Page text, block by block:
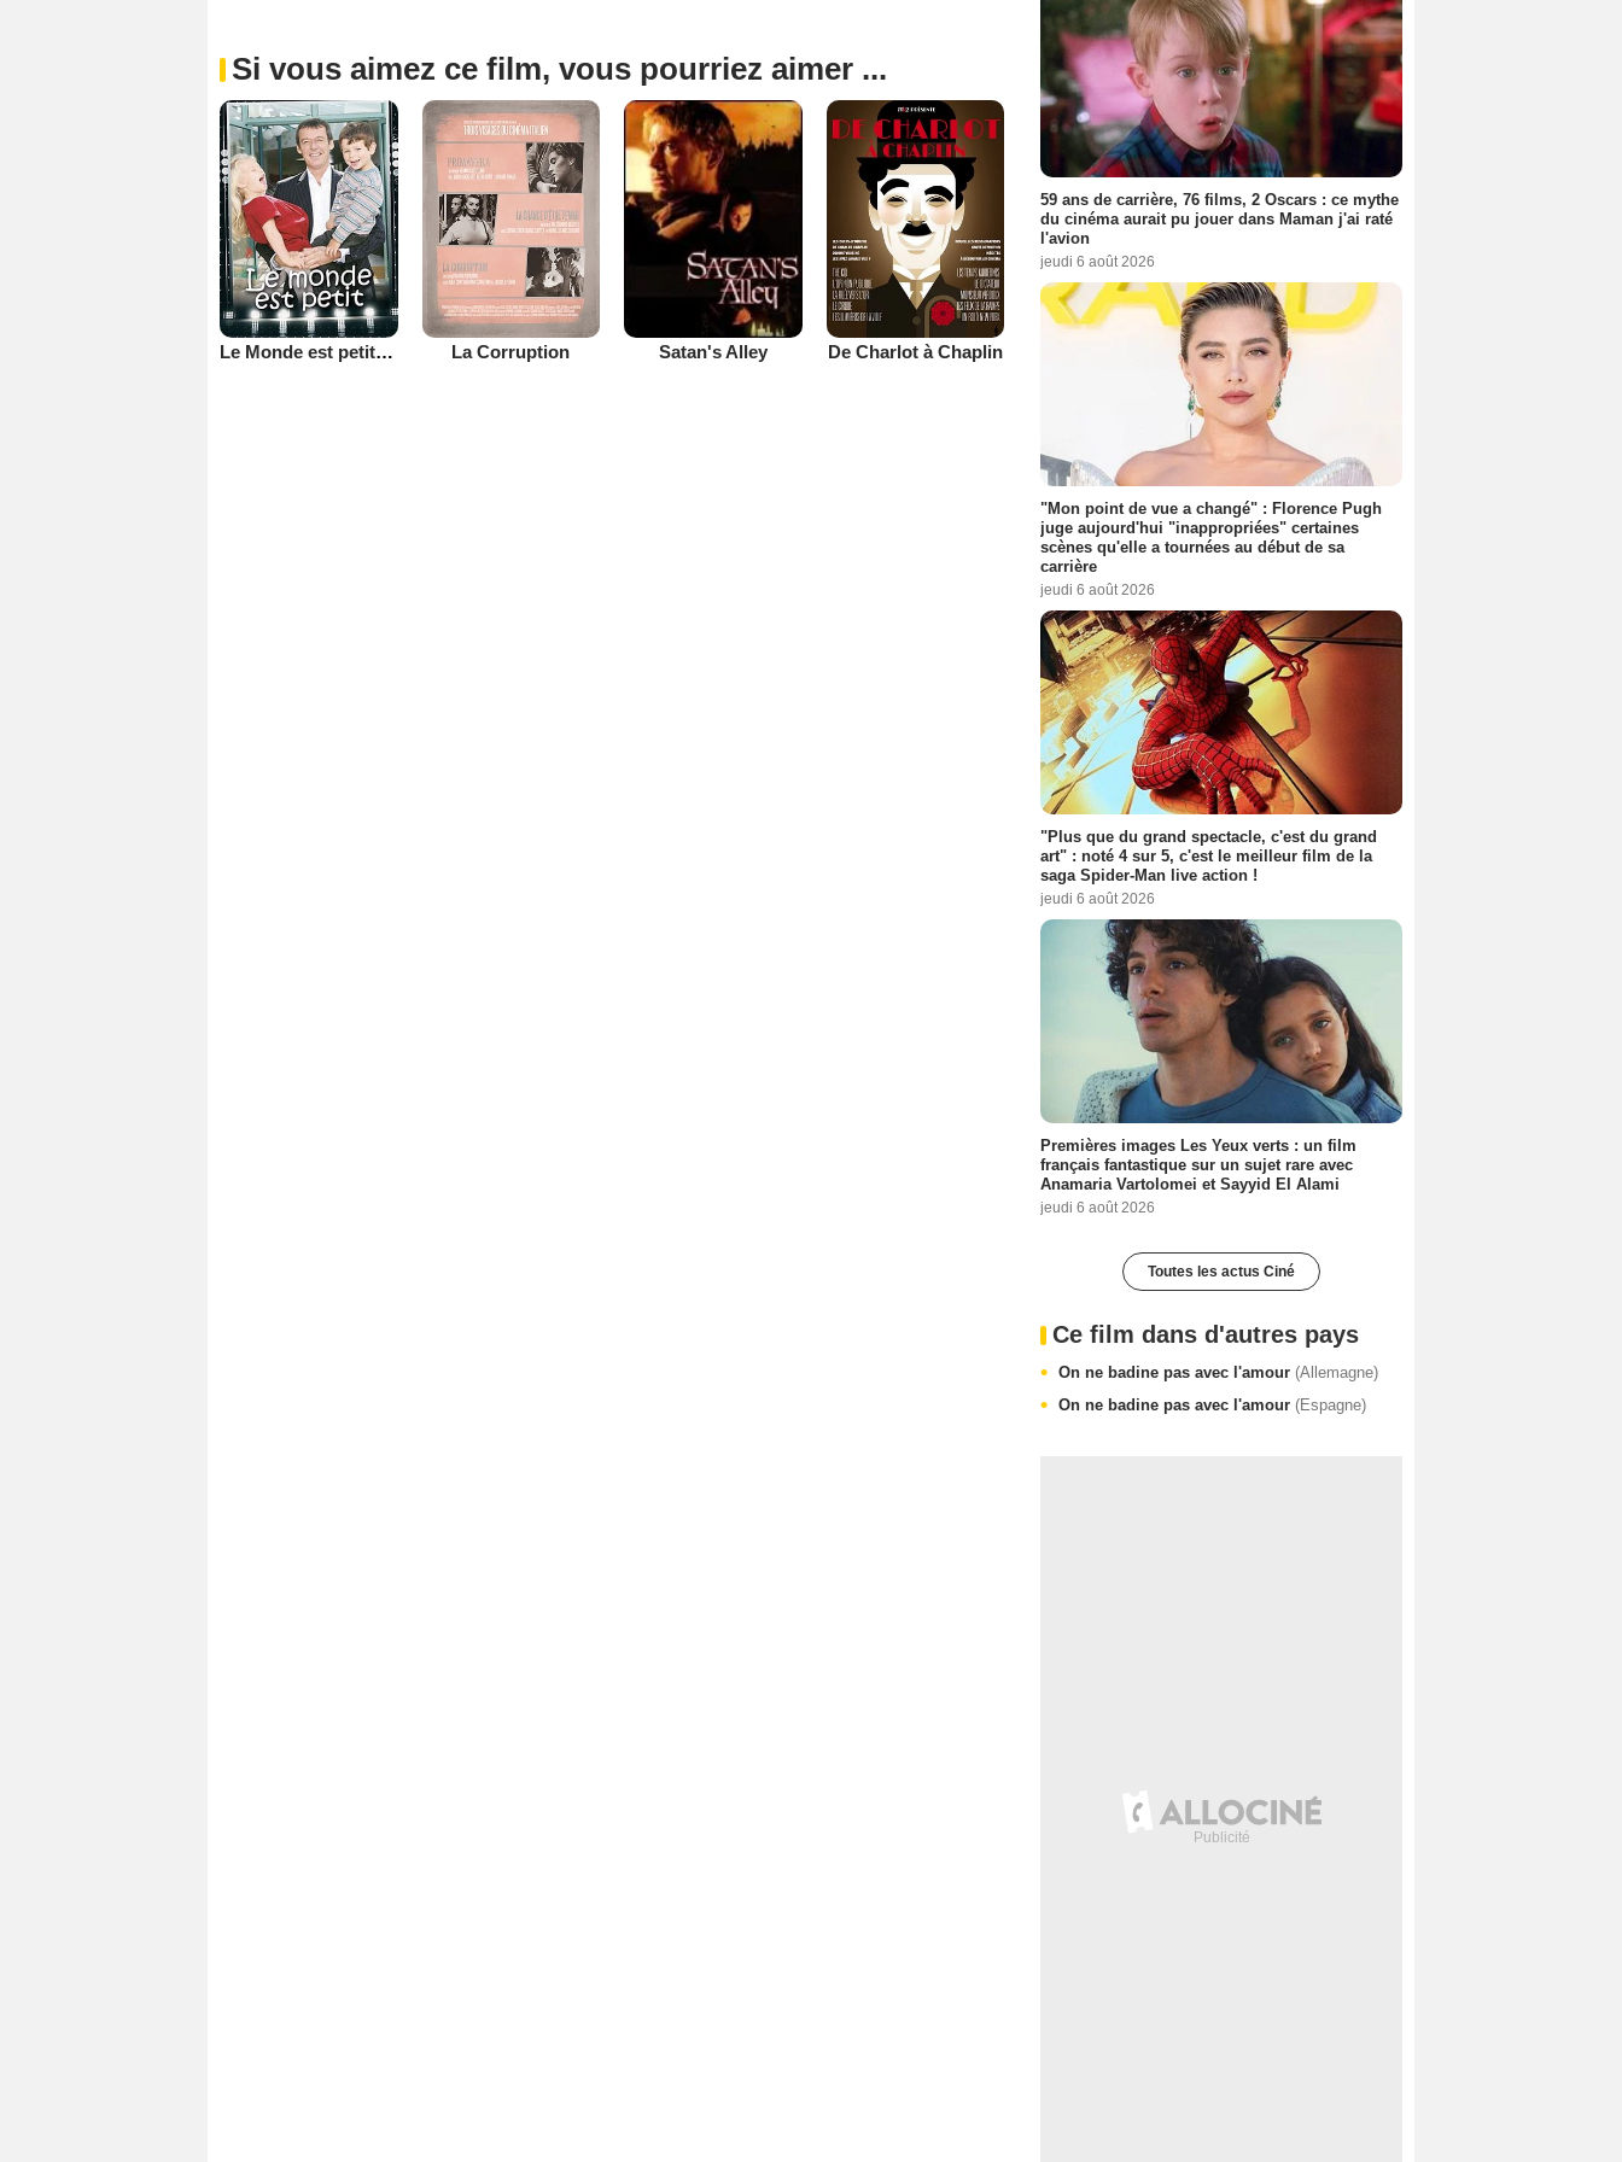
Si vous aimez ce film, vous pourriez aimer ...
Le Monde est petit (TV) La Corruption Satan's Alley De Charlot à Chaplin
59 ans de carrière, 76 films, 2 Oscars : ce mythe
du cinéma aurait pu jouer dans Maman j'ai raté
l'avion
jeudi 6 août 2026
"Mon point de vue a changé" : Florence Pugh
juge aujourd'hui "inappropriées" certaines
scènes qu'elle a tournées au début de sa
carrière
jeudi 6 août 2026
"Plus que du grand spectacle, c'est du grand
art" : noté 4 sur 5, c'est le meilleur film de la
saga Spider-Man live action !
jeudi 6 août 2026
Premières images Les Yeux verts : un film
français fantastique sur un sujet rare avec
Anamaria Vartolomei et Sayyid El Alami
jeudi 6 août 2026
Toutes les actus Ciné
Ce film dans d'autres pays
On ne badine pas avec l'amour (Allemagne)
On ne badine pas avec l'amour (Espagne)